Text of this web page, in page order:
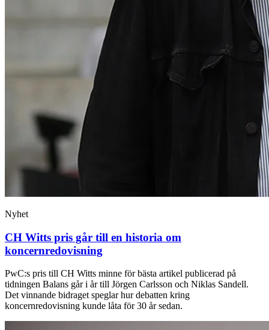
Nyhet
CH Witts pris går till en historia om
koncernredovisning
PwC:s pris till CH Witts minne för bästa artikel publicerad på
tidningen Balans går i år till Jörgen Carlsson och Niklas Sandell.
Det vinnande bidraget speglar hur debatten kring
koncernredovisning kunde låta för 30 år sedan.